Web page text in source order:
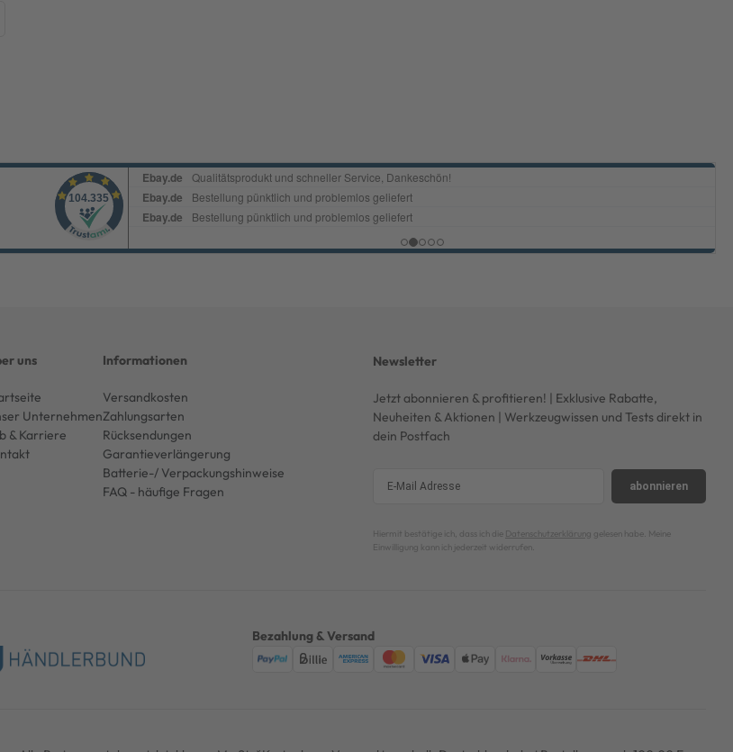
uns
Unternehmen
& Karriere
Informationen
Versandkosten
Zahlungsarten
Rücksendungen
Garantieverlängerung
Batterie-/ Verpackungshinweise
FAQ - häufige Fragen
Newsletter
Jetzt abonnieren & profitieren! | Exklusive Rabatte,
Neuheiten & Aktionen | Werkzeugwissen und Tests direkt in
dein Postfach
abonnieren
Hiermit bestätige ich, dass ich die Datenschutzerklärung gelesen habe. Meine
Einwilligung kann ich jederzeit widerrufen.
Bezahlung & Versand